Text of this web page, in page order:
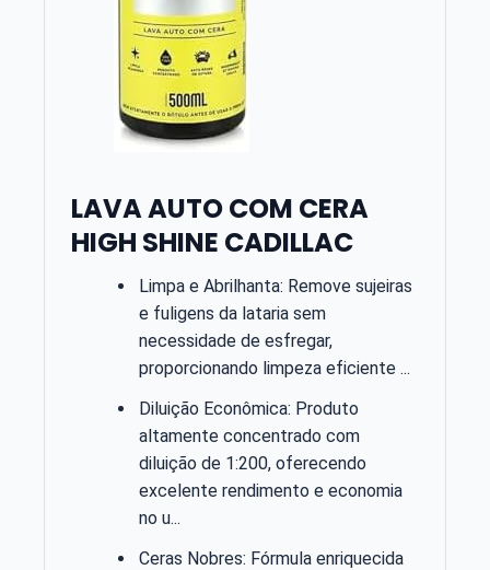
LAVA AUTO COM CERA
HIGH SHINE CADILLAC
Limpa e Abrilhanta: Remove sujeiras
e fuligens da lataria sem
necessidade de esfregar,
proporcionando limpeza eficiente ...
Diluição Econômica: Produto
altamente concentrado com
diluição de 1:200, oferecendo
excelente rendimento e economia
no u...
Ceras Nobres: Fórmula enriquecida